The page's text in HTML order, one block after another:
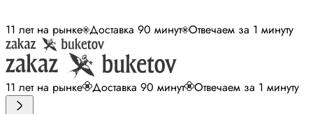
11 лет на рынке Доставка 90 минут Отвечаем за 1 минуту
11 лет на рынке Доставка 90 минут Отвечаем за 1 минуту